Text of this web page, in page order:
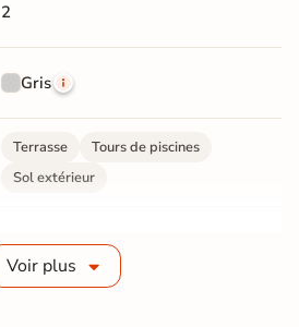
2
Gris
Terrasse
Tours de piscines
Sol extérieur
Grès cérame pleine masse
Grès cérame épaisseur 2 cm
Voir plus